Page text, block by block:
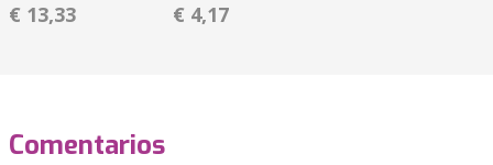
€ 13,33 € 4,17
Comentarios